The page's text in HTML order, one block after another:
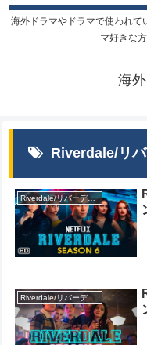
海外ドラマやドラマで使われて
マ好きな
海
Riverdale/リ
Riverdale/リバーデイル
Riverdale/リバーデイル